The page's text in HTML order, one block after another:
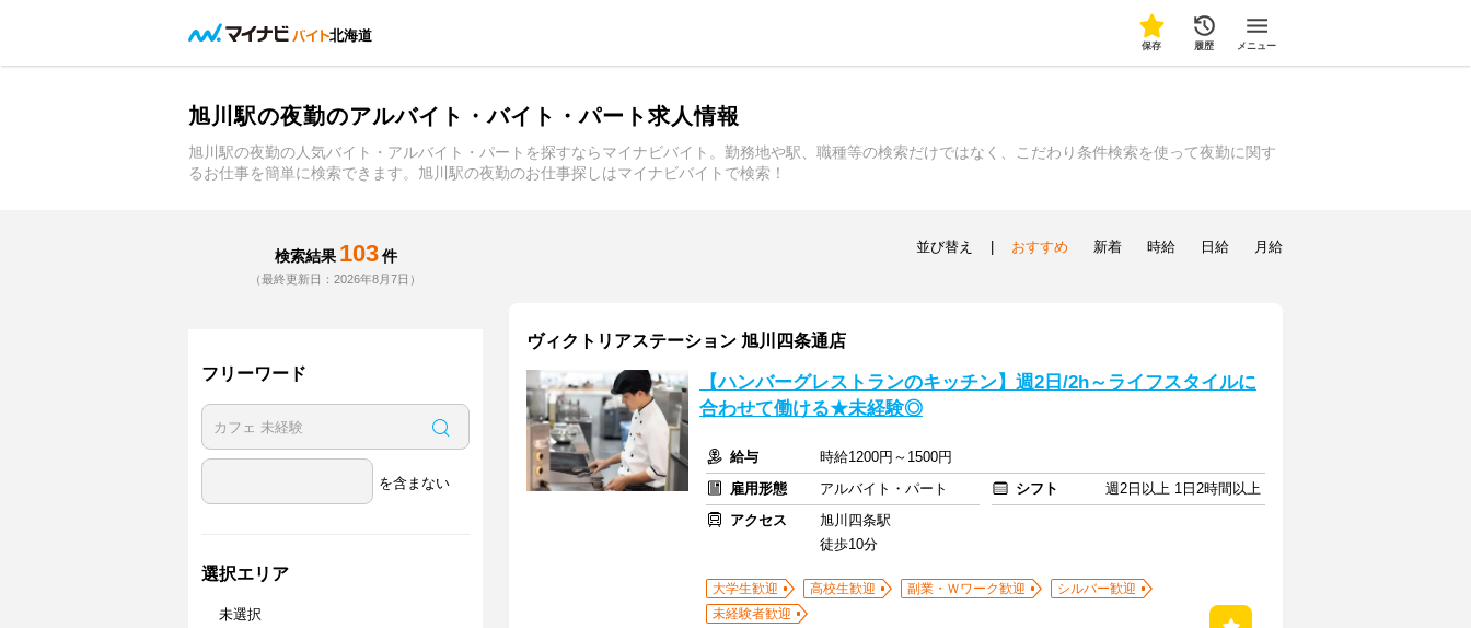
北海道
保存 履歴 メニュー
旭川駅の夜勤のアルバイト・バイト・パート求人情報
旭川駅の夜勤の人気バイト・アルバイト・パートを探すならマイナビバイト。勤務地や駅、職種等の検索だけではなく、こだわり条件検索を使って夜勤に関す
るお仕事を簡単に検索できます。旭川駅の夜勤のお仕事探しはマイナビバイトで検索！
検索結果 103 件
（最終更新日：2026年8月7日）
フリーワード
を含まない
選択エリア
未選択
並び替え おすすめ 新着 時給 日給 月給
ヴィクトリアステーション 旭川四条通店
【ハンバーグレストランのキッチン】週2日/2h～ライフスタイルに
合わせて働ける★未経験◎
給与
時給1200円～1500円
雇用形態
アルバイト・パート シフト
週2日以上 1日2時間以上
アクセス
旭川四条駅
徒歩10分
大学生歓迎 高校生歓迎 副業・Ｗワーク歓迎
シルバー歓迎
未経験者歓迎